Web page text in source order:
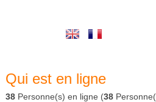
Qui est en ligne
38 Personne(s) en ligne (38